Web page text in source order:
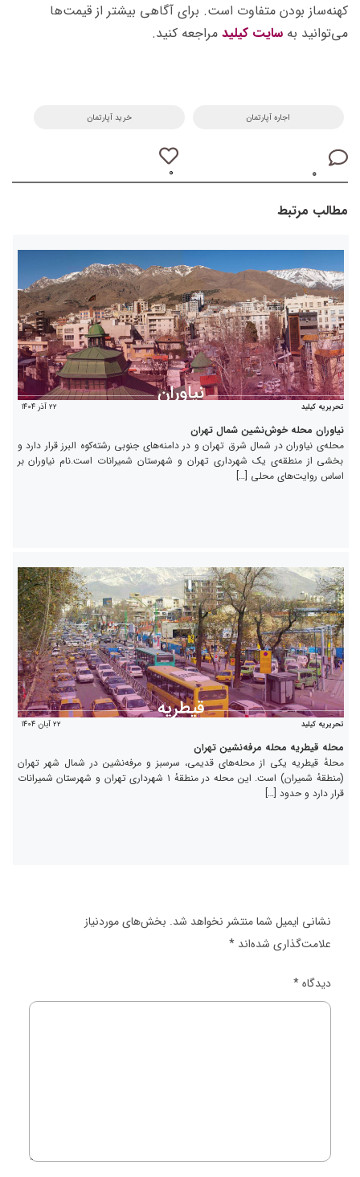
کهنه‌ساز بودن متفاوت است. برای آگاهی بیشتر از قیمت‌ها
می‌توانید به سایت کیلید مراجعه کنید.
اجاره آپارتمان خرید آپارتمان
۰ ۰
مطالب مرتبط
تحریریه کیلید ۲۲ آذر ۱۴۰۴
نیاوران محله خوش‌نشین شمال تهران
محله‌ی نیاوران در شمال شرق تهران و در دامنه‌های جنوبی رشته‌کوه البرز قرار دارد و
بخشی از منطقه‌ی یک شهرداری تهران و شهرستان شمیرانات است.نام نیاوران بر
اساس روایت‌های محلی […]
تحریریه کیلید ۲۲ آبان ۱۴۰۴
محله قیطریه محله مرفه‌نشین تهران
محلهٔ قیطریه یکی از محله‌های قدیمی، سرسبز و مرفه‌نشین در شمال شهر تهران
(منطقهٔ شمیران) است. این محله در منطقهٔ ۱ شهرداری تهران و شهرستان شمیرانات
قرار دارد و حدود […]
نشانی ایمیل شما منتشر نخواهد شد. بخش‌های موردنیاز
علامت‌گذاری شده‌اند *
دیدگاه*